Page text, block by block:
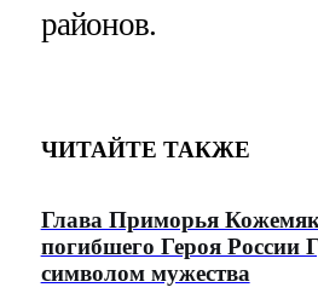
районов.
ЧИТАЙТЕ ТАКЖЕ
Глава Приморья
погибшего Героя России
символом мужества